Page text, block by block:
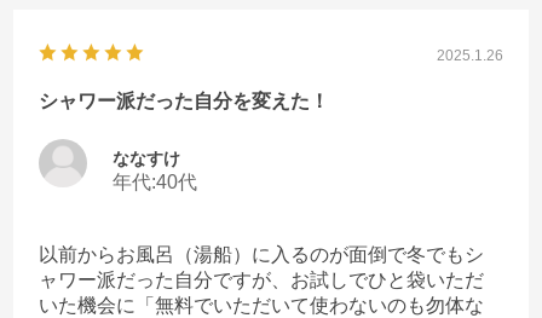
2025.1.26
シャワー派だった自分を変えた！
ななすけ
年代:40代
以前からお風呂（湯船）に入るのが面倒で冬でもシ
ャワー派だった自分ですが、お試しでひと袋いただ
いた機会に「無料でいただいて使わないのも勿体な